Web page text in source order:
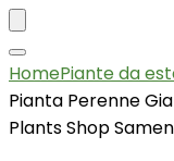
HomePiante da
Pianta Perenne
Plants Shop